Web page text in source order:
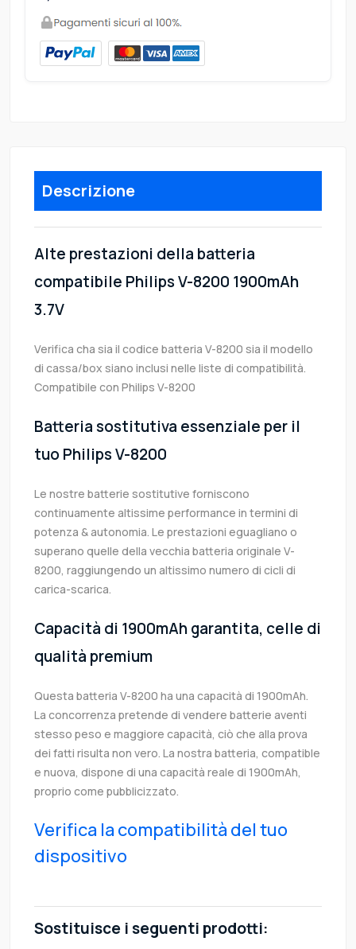
Descrizione
Alte prestazioni della batteria
compatibile Philips V-8200 1900mAh
3.7V
Verifica cha sia il codice batteria V-8200 sia il modello
di cassa/box siano inclusi nelle liste di compatibilità.
Compatibile con Philips V-8200
Batteria sostitutiva essenziale per il
tuo Philips V-8200
Le nostre batterie sostitutive forniscono
continuamente altissime performance in termini di
potenza & autonomia. Le prestazioni eguagliano o
superano quelle della vecchia batteria originale V-
8200, raggiungendo un altissimo numero di cicli di
carica-scarica.
Capacità di 1900mAh garantita, celle di
qualità premium
Questa batteria V-8200 ha una capacità di 1900mAh.
La concorrenza pretende di vendere batterie aventi
stesso peso e maggiore capacità, ciò che alla prova
dei fatti risulta non vero. La nostra batteria, compatible
e nuova, dispone di una capacità reale di 1900mAh,
proprio come pubblicizzato.
Verifica la compatibilità del tuo
dispositivo
Sostituisce i seguenti prodotti: